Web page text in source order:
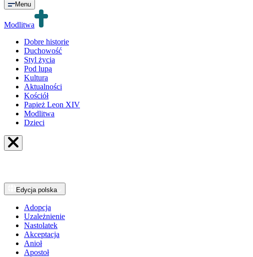
Menu
Modlitwa
Dobre historie
Duchowość
Styl życia
Pod lupą
Kultura
Aktualności
Kościół
Papież Leon XIV
Modlitwa
Dzieci
Edycja polska
Adopcja
Uzależnienie
Nastolatek
Akceptacja
Anioł
Apostoł